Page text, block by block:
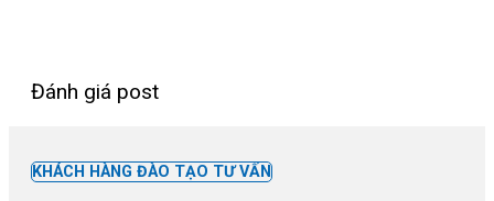
Đánh giá post
KHÁCH HÀNG ĐÀO TẠO TƯ VẤN